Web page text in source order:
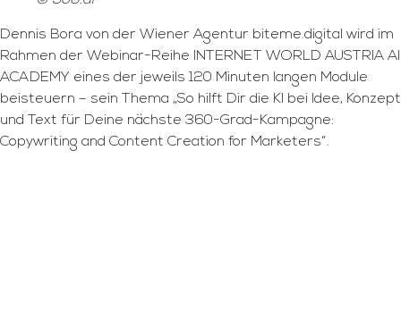
Dennis Bora von der Wiener Agentur biteme.digital wird im
Rahmen der Webinar-Reihe INTERNET WORLD AUSTRIA AI
ACADEMY eines der jeweils 120 Minuten langen Module
beisteuern – sein Thema „So hilft Dir die KI bei Idee, Konzept
und Text für Deine nächste 360-Grad-Kampagne:
Copywriting and Content Creation for Marketers“.